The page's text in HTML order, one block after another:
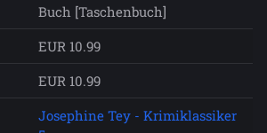
Buch [Taschenbuch]
EUR 10.99
EUR 10.99
Josephine Tey - Krimiklassiker